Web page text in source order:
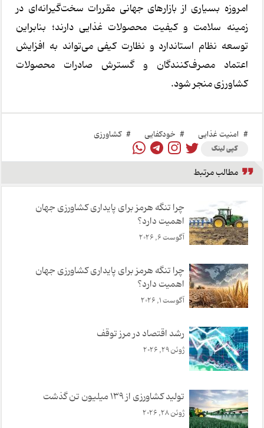
امروزه بسیاری از بازارهای جهانی مقررات سخت‌گیرانه‌ای در
زمینه سلامت و کیفیت محصولات غذایی دارند؛ بنابراین
توسعه نظام استاندارد و نظارت کیفی می‌تواند به افزایش
اعتماد مصرف‌کنندگان و گسترش صادرات محصولات
کشاورزی منجر شود.
# امنیت غذایی # خودکفایی # کشاورزی
کپی لینک
مطالب مرتبط
چرا تنگه هرمز برای پایداری کشاورزی جهان
اهمیت دارد؟
آگوست 6, 2026
چرا تنگه هرمز برای پایداری کشاورزی جهان
اهمیت دارد؟
آگوست 1, 2026
رشد اقتصاد در مرز توقف
ژوئن 29, 2026
تولید کشاورزی از ۱۳۹ میلیون تن گذشت
ژوئن 28, 2026